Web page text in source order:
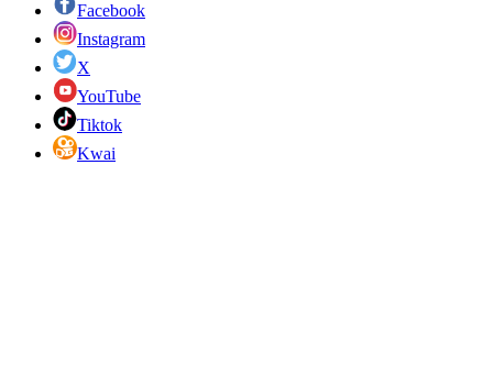
Facebook
Instagram
X
YouTube
Tiktok
Kwai